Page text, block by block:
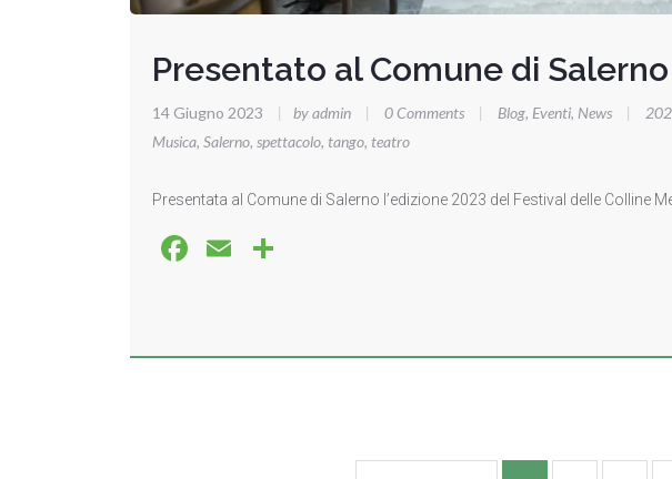
Presentato al Comune di
14 Giugno 2023 | by admin | 0 Comments | Blog, Eventi, News |
Musica, Salerno, spettacolo, tango, teatro
Presentata al Comune di Salerno l’edizione 2023 del Festival delle Colline
Facebook
Email